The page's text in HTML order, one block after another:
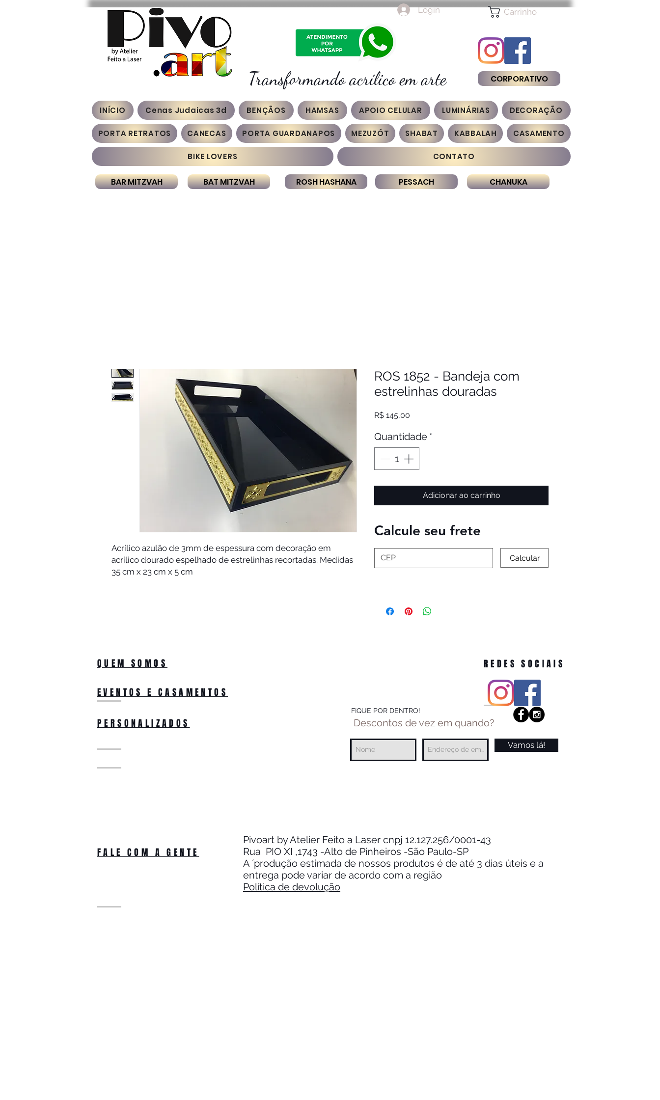
Login
Transformando acrílico em arte
Carrinho
CORPORATIVO
INÍCIO Cenas Judaicas 3d BENÇÃOS HAMSAS APOIO CELULAR LUMINÁRIAS DECORAÇÃO
PORTA RETRATOS CANECAS PORTA GUARDANAPOS MEZUZÓT SHABAT KABBALAH CASAMENTO
BIKE LOVERS CONTATO
BAR MITZVAH BAT MITZVAH ROSH HASHANA PESSACH CHANUKA
Acrílico azulão de 3mm de espessura com decoração em
acrílico dourado espelhado de estrelinhas recortadas. Medidas
35 cm x 23 cm x 5 cm
ROS 1852 - Bandeja com
estrelinhas douradas
R$ 145,00
Quantidade *
Adicionar ao carrinho
Calcule seu frete
Calcular
QUEM SOMOS
EVENTOS E CASAMENTOS
PERSONALIZADOS
REDES SOCIAIS
FIQUE POR DENTRO!
Descontos de vez em quando?
Vamos lá!
FALE COM A GENTE
Pivoart by Atelier Feito a Laser cnpj 12.127.256/0001-43
Rua PIO XI ,1743 -Alto de Pinheiros -São Paulo-SP
A ´produção estimada de nossos produtos é de até 3 dias úteis e a
entrega pode variar de acordo com a região
Política de devolução